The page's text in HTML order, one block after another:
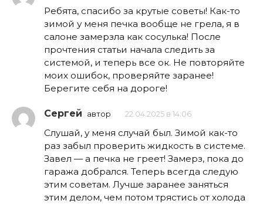
Ребята, спасибо за крутые советы! Как-то
зимой у меня печка вообще не грела, я в
салоне замерзла как сосулька! После
прочтения статьи начала следить за
системой, и теперь все ок. Не повторяйте
моих ошибок, проверяйте заранее!
Берегите себя на дороге!
Сергей автор 22.04.2025 в 14:06
Слушай, у меня случай был. Зимой как-то
раз забыл проверить жидкость в системе.
Завел — а печка не греет! Замерз, пока до
гаража добрался. Теперь всегда следую
этим советам. Лучше заранее заняться
этим делом, чем потом трястись от холода